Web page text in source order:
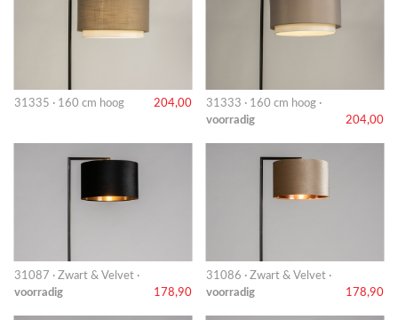
31335 · 160 cm hoog 204,00
31333 · 160 cm hoog ·
voorradig
204,00
31087 · Zwart & Velvet ·
voorradig
178,90
31086 · Zwart & Velvet ·
voorradig
178,90